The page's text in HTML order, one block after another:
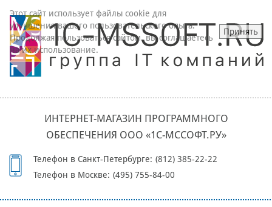
ИНТЕРНЕТ-МАГАЗИН ПРОГРАММНОГО
ОБЕСПЕЧЕНИЯ ООО «1С-МССОФТ.РУ»
Телефон в Санкт-Петербурге: (812) 385-22-22
Телефон в Москве: (495) 755-84-00
Этот сайт использует файлы cookie для
улучшения вашего пользовательского опыта.
Продолжая пользоваться сайтом, вы соглашаетесь
на их использование.
Принять